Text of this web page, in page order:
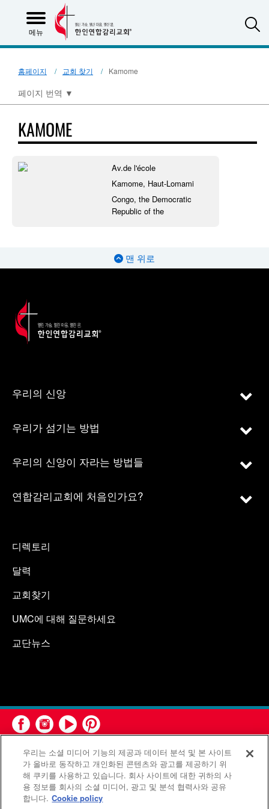
메뉴
홈페이지 교회 찾기 Kamome
페이지 번역 ▼
KAMOME
Av.de l'école
Kamome, Haut-Lomami
Congo, the Democratic
Republic of the
맨 위로
우리의 신앙
우리가 섬기는 방법
우리의 신앙이 자라는 방법들
연합감리교회에 처음인가요?
디렉토리
달력
교회찾기
UMC에 대해 질문하세요
교단뉴스
연합감리교회 공보부(United Methodist Communications)는 연
합감리교회의 기관입니다.
우리는 소셜 미디어 기능의 제공과 데이터 분석 및 본 사이트
가 올바로 동작하고 개인화된 콘텐츠와 광고를 제공하기 위
해 쿠키를 사용하고 있습니다. 회사 사이트에 대한 귀하의 사
용 정보를 회사의 소셜 미디어, 광고 및 분석 협력사와 공유
합니다. Cookie policy